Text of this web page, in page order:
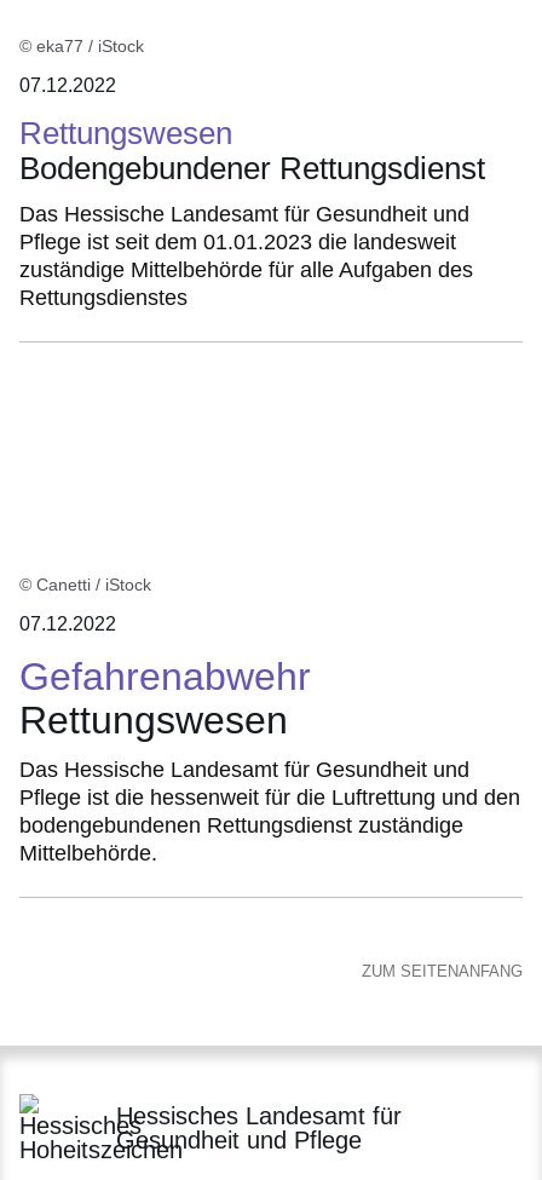
© eka77 / iStock
07.12.2022
Rettungswesen
Bodengebundener Rettungsdienst
Das Hessische Landesamt für Gesundheit und
Pflege ist seit dem 01.01.2023 die landesweit
zuständige Mittelbehörde für alle Aufgaben des
Rettungsdienstes
© Canetti / iStock
07.12.2022
Gefahrenabwehr
Rettungswesen
Das Hessische Landesamt für Gesundheit und
Pflege ist die hessenweit für die Luftrettung und den
bodengebundenen Rettungsdienst zuständige
Mittelbehörde.
ZUM SEITENANFANG
Hessisches Landesamt für
Gesundheit und Pflege